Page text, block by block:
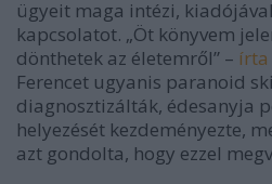
ügyeit maga intézi,
kapcsolatot. „Öt könyvem
dönthetek az életemről” –
Ferencet ugyanis paranoid
diagnosztizálták, édesanyja
helyezését kezdeményezte,
azt gondolta, hogy ezzel